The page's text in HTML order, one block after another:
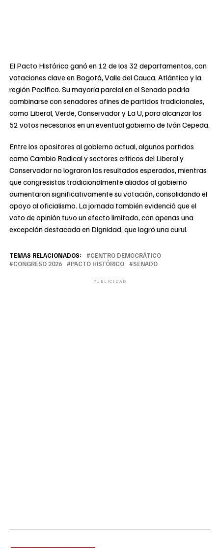
El Pacto Histórico ganó en 12 de los 32 departamentos, con
votaciones clave en Bogotá, Valle del Cauca, Atlántico y la
región Pacífico. Su mayoría parcial en el Senado podría
combinarse con senadores afines de partidos tradicionales,
como Liberal, Verde, Conservador y La U, para alcanzar los
52 votos necesarios en un eventual gobierno de Iván Cepeda.
Entre los opositores al gobierno actual, algunos partidos
como Cambio Radical y sectores críticos del Liberal y
Conservador no lograron los resultados esperados, mientras
que congresistas tradicionalmente aliados al gobierno
aumentaron significativamente su votación, consolidando el
apoyo al oficialismo. La jornada también evidenció que el
voto de opinión tuvo un efecto limitado, con apenas una
excepción destacada en Dignidad, que logró una curul.
TEMAS RELACIONADOS:
CENTRO DEMOCRÁTICO
CONGRESO 2026
PACTO HISTÓRICO SENADO
PUBLICIDAD